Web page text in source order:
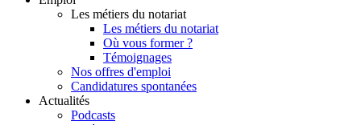
Les métiers du notariat
Les métiers du notariat
Où vous former ?
Témoignages
Nos offres d'emploi
Candidatures spontanées
Actualités
Podcasts